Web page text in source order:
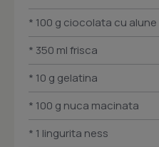
* 100 g ciocolata cu alune
* 350 ml frisca
* 10 g gelatina
* 100 g nuca macinata
* 1 lingurita ness